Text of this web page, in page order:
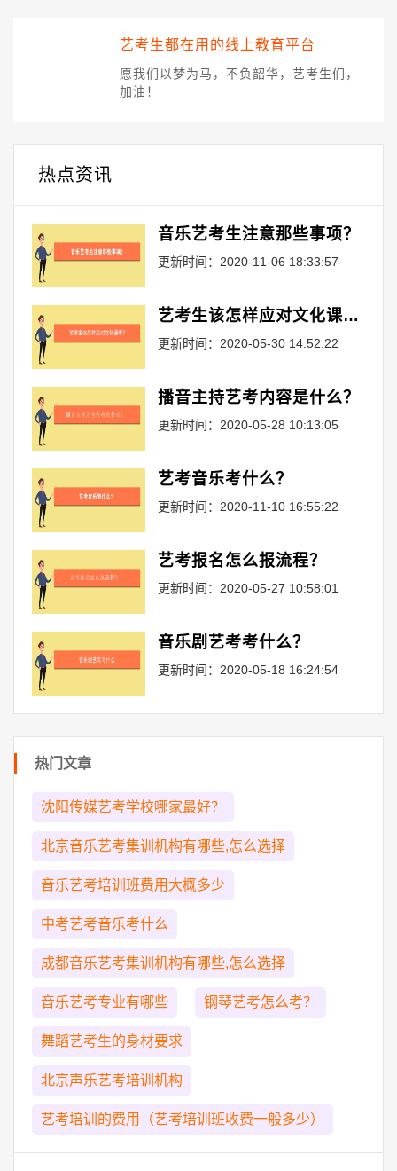
艺考生都在用的线上教育平台
愿我们以梦为马，不负韶华，艺考生们，
加油！
热点资讯
音乐艺考生注意那些事项？
更新时间：2020-11-06 18:33:57
艺考生该怎样应对文化课考？
更新时间：2020-05-30 14:52:22
播音主持艺考内容是什么？
更新时间：2020-05-28 10:13:05
艺考音乐考什么？
更新时间：2020-11-10 16:55:22
艺考报名怎么报流程？
更新时间：2020-05-27 10:58:01
音乐剧艺考考什么？
更新时间：2020-05-18 16:24:54
热门文章
沈阳传媒艺考学校哪家最好？
北京音乐艺考集训机构有哪些,怎么选择
音乐艺考培训班费用大概多少
中考艺考音乐考什么
成都音乐艺考集训机构有哪些,怎么选择
音乐艺考专业有哪些 钢琴艺考怎么考？
舞蹈艺考生的身材要求
北京声乐艺考培训机构
艺考培训的费用（艺考培训班收费一般多少）